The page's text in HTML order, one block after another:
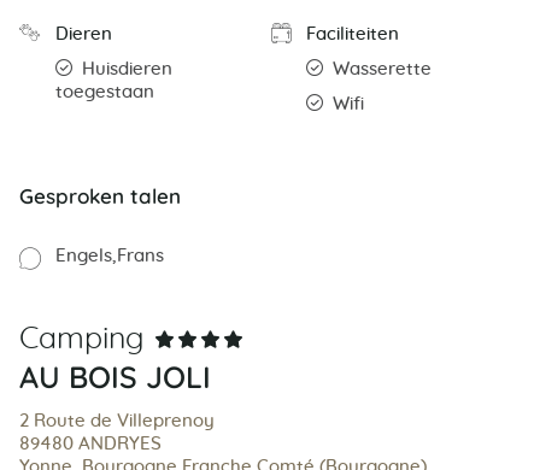
Dieren
Huisdieren
toegestaan
Faciliteiten
Wasserette
Wifi
Gesproken talen
Engels Frans
Camping
AU BOIS JOLI
2 Route de Villeprenoy
89480 ANDRYES